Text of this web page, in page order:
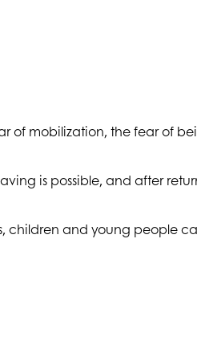
of mobilization, the fear of
is possible, and after
children and young people